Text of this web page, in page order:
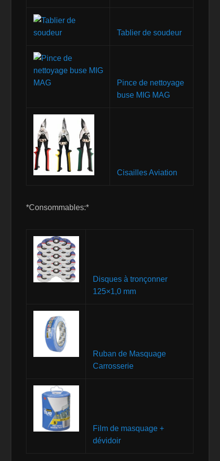
Tablier de soudeur
Pince de nettoyage
buse MIG MAG
Cisailles Aviation
*Consommables:*
Disques à tronçonner
125×1,0 mm
Ruban de Masquage
Carrosserie
Film de masquage +
dévidoir